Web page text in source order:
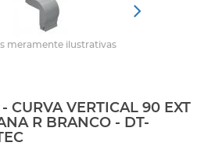
meramente ilustrativas
CURVA VERTICAL 90 EXT
R BRANCO - DT-